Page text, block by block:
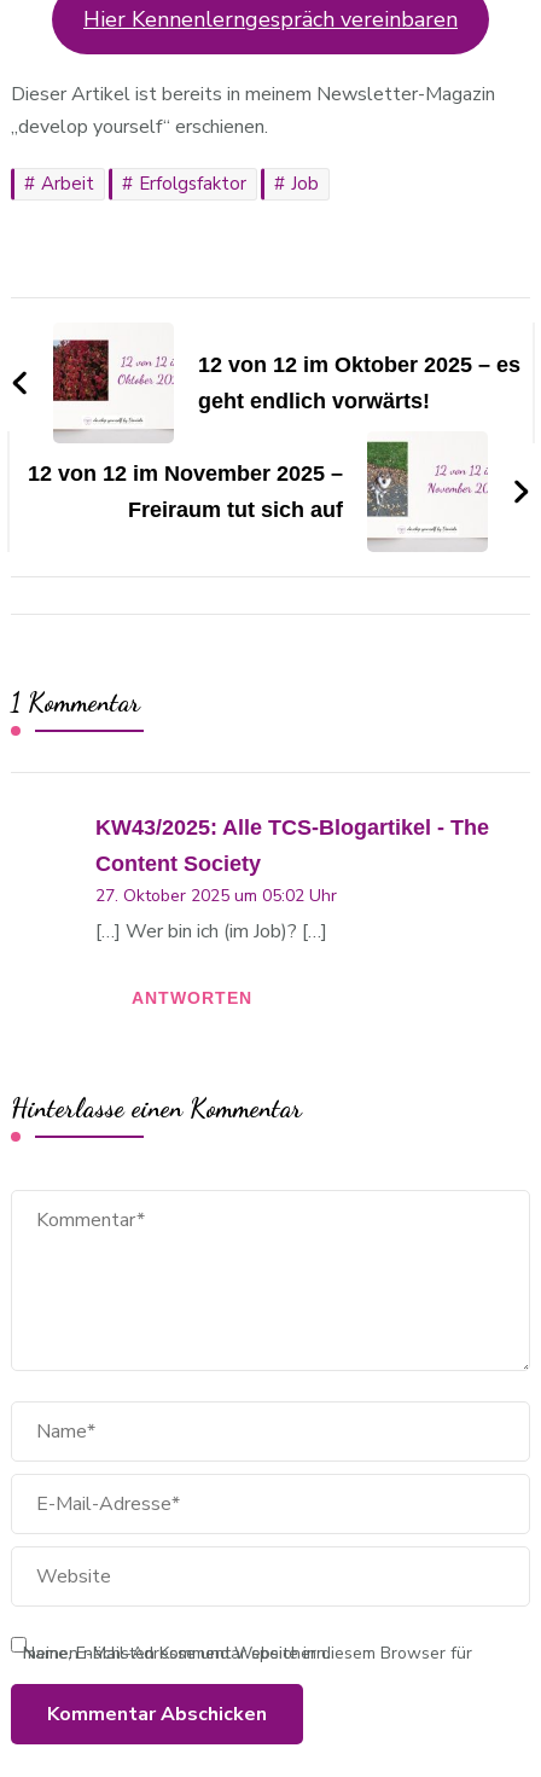
Hier Kennenlerngespräch vereinbaren
Dieser Artikel ist bereits in meinem Newsletter-Magazin
„develop yourself“ erschienen.
Arbeit Erfolgsfaktor Job
12 von 12 im Oktober 2025 – es
geht endlich vorwärts!
12 von 12 im November 2025 –
Freiraum tut sich auf
1 Kommentar
KW43/2025: Alle TCS-Blogartikel - The
Content Society
27. Oktober 2025 um 05:02 Uhr
ANTWORTEN
[…] Wer bin ich (im Job)? […]
Hinterlasse einen Kommentar
Name, E-Mail-Adresse und Website in diesem Browser für meinen nächsten Kommentar speichern.